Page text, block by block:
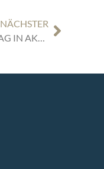
NÄCHSTER
BEITRAG IN AKTUELLER AUSGABE DER M&A REVIEW VON MARIUS ROSENBERG